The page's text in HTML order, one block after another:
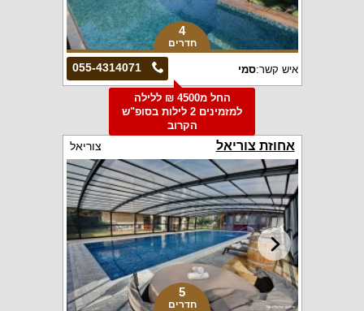
4
חדרים
055-4314071 איש קשר:סמי
החל מ4500 ₪ ללילה
למזמינים 2 לילות בסופ"ש
הקרוב
אחוזת צוריאל צוריאל
5
חדרים